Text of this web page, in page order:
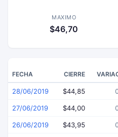
MAXIMO
$46,70
FECHA CIERRE
28/06/2019 $44,85
27/06/2019 $44,00
26/06/2019 $43,95